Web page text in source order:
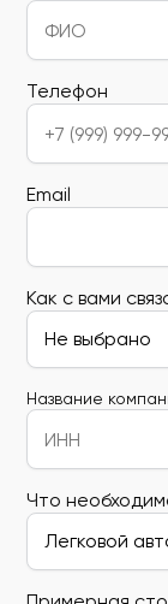
Телефон
Email
Как с вами
Название
Что